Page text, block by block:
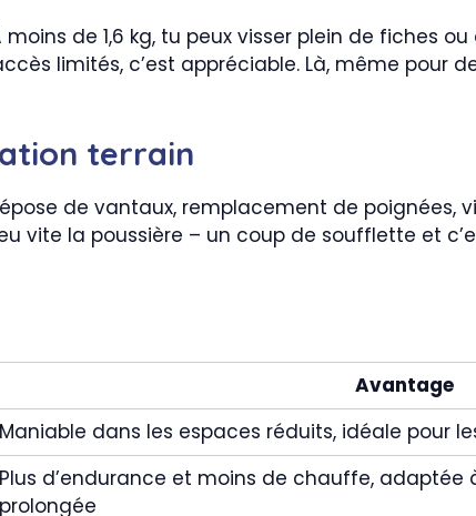
de 1,6 kg, tu peux visser plein de fiches
limités, c’est appréciable. Là, même pour
terrain
de vantaux, remplacement de poignées,
vite la poussière – un coup de soufflette et
Avantage
Maniable dans les espaces réduits, idéale pour
Plus d’endurance et moins de chauffe, adaptée
prolongée